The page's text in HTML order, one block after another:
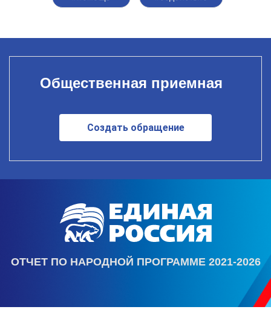
Общественная приемная
Создать обращение
ОТЧЕТ ПО НАРОДНОЙ ПРОГРАММЕ 2021-2026